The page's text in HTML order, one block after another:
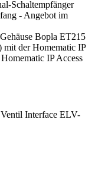
Schaltempfänger
- Angebot im
Bopla ET215
der Homematic IP
IP Access
Interface ELV-